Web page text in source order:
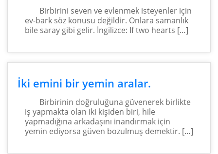
Birbirini seven ve evlenmek isteyenler için
ev-bark söz konusu değildir. Onlara samanlık
bile saray gibi gelir. İngilizce: If two hearts […]
İki emini bir yemin aralar.
Birbirinin doğruluğuna güvenerek birlikte
iş yapmakta olan iki kişiden biri, hile
yapmadığına arkadaşını inandırmak için
yemin ediyorsa güven bozulmuş demektir. […]